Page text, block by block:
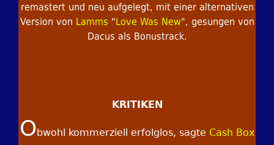
remastert und neu aufgelegt, mit einer alternativen
Version von Lamms "Love Was New", gesungen von
Dacus als Bonustrack.
KRITIKEN
Obwohl kommerziell erfolglos, sagte Cash Box